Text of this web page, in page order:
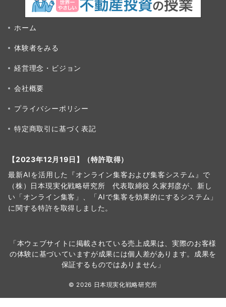
ホーム
体験者をみる
経営理念・ビジョン
会社概要
プライバシーポリシー
特定商取引に基づく表記
【2023年12月19日】（特許取得）
最新AIを活用した『オンライン集客および集客システム』で
（株）日本現実化戦略研究所 代表取締役 久家邦彦が、新し
い「オンライン集客」、「AIで集客を効果的にするシステム」
に関する特許を取得しました。
「本ウェブサイトに掲載されている売上成果は、実際のお客様
の体験に基づいていますが成果には個人差があります。成果を
保証するものではありません」
© 2026 日本現実化戦略研究所